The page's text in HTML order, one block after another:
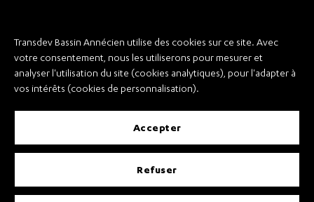
Transdev Bassin Annécien utilise des cookies sur ce site. Avec
votre consentement, nous les utiliserons pour mesurer et
analyser l'utilisation du site (cookies analytiques), pour l'adapter à
vos intérêts (cookies de personnalisation).
accepter
refuser
Transdev Bassin Annécien
Recrutement
Conditions Générales de Vente et Transport
Conditions Générales d’Utilisation
Règlement